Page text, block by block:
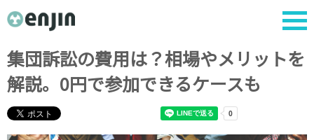
集団訴訟の費用は？相場やメリットを
解説。0円で参加できるケースも